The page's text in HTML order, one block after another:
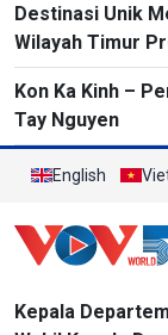
Destinasi Unik
Wilayah Timur
Kon Ka Kinh –
Tay Nguyen
English
Kepala